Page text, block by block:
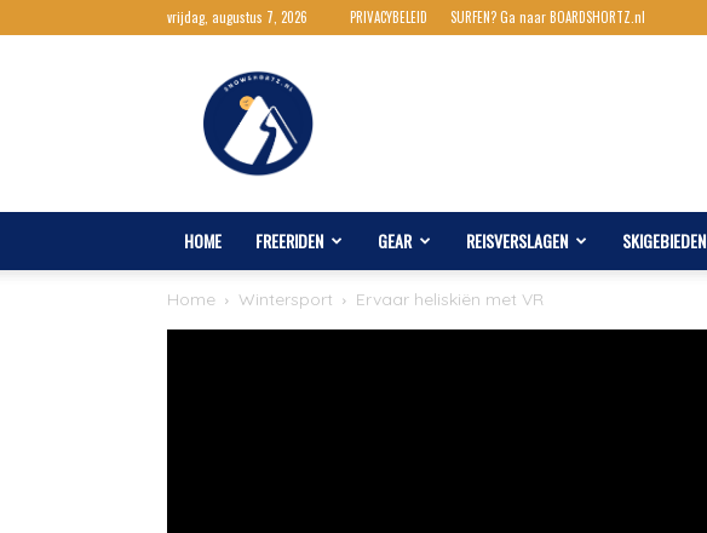
vrijdag, augustus 7, 2026 PRIVACYBELEID SURFEN? Ga naar BOARDSHORTZ.nl
Snowshortz.nl
HOME FREERIDEN GEAR REISVERSLAGEN SKIGEBIEDEN
Home Wintersport Ervaar heliskiën met VR